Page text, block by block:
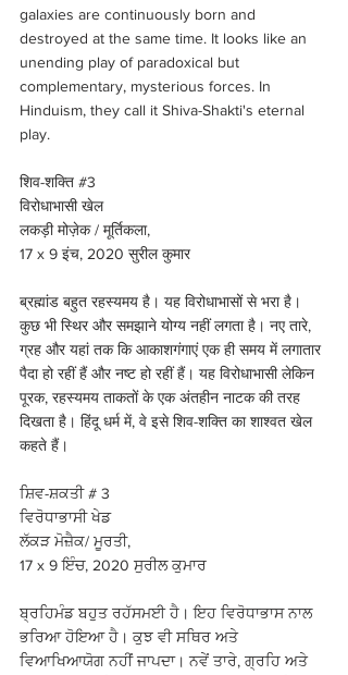
galaxies are continuously born and
destroyed at the same time. It looks like an
unending play of paradoxical but
complementary, mysterious forces. In
Hinduism, they call it Shiva-Shakti's eternal
play.
शिव-शक्ति #3
विरोधाभासी खेल
लकड़ी मोज़ेक / मूर्तिकला,
17 x 9 इंच, 2020 सुरील कुमार
ब्रह्मांड बहुत रहस्यमय है। यह विरोधाभासों से भरा है।
कुछ भी स्थिर और समझाने योग्य नहीं लगता है। नए तारे,
ग्रह और यहां तक कि आकाशगंगाएं एक ही समय में लगातार
पैदा हो रहीं हैं और नष्ट हो रहीं हैं। यह विरोधाभासी लेकिन
पूरक, रहस्यमय ताकतों के एक अंतहीन नाटक की तरह
दिखता है। हिंदू धर्म में, वे इसे शिव-शक्ति का शाश्वत खेल
कहते हैं।
ਸ਼ਿਵ-ਸ਼ਕਤੀ # 3
ਵਿਰੋਧਾਭਾਸੀ ਖੇਡ
ਲੱਕੜ ਮੋਜ਼ੈਕ/ ਮੂਰਤੀ,
17 x 9 ਇੰਚ, 2020 ਸੁਰੀਲ ਕੁਮਾਰ
ਬ੍ਰਹਿਮੰਡ ਬਹੁਤ ਰਹੱਸਮਈ ਹੈ। ਇਹ ਵਿਰੋਧਾਭਾਸ ਨਾਲ
ਭਰਿਆ ਹੋਇਆ ਹੈ। ਕੁਝ ਵੀ ਸਥਿਰ ਅਤੇ
ਵਿਆਖਿਆਯੋਗ ਨਹੀਂ ਜਾਪਦਾ। ਨਵੇਂ ਤਾਰੇ, ਗ੍ਰਹਿ ਅਤੇ